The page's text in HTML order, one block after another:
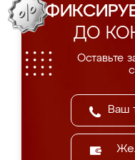
ДО
Оставьте